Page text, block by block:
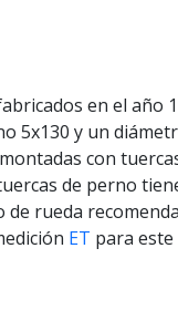
en el año
5x130 y un
con
de perno
de rueda
ET para este